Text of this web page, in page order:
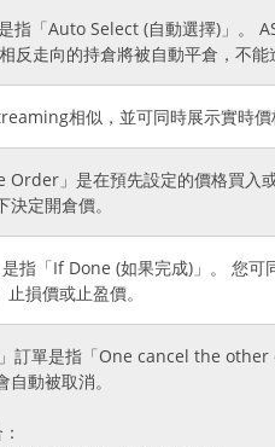
是指「Auto Select (自動選擇)」。
反走向的持倉將被自動平倉，不能
相似，並可同時展示實時價
Order」是在預先設定的價格買
決定開倉價。
是指「If Done (如果完成)」。 您
損價或止盈價。
」訂單是指「One cancel the
自動被取消。